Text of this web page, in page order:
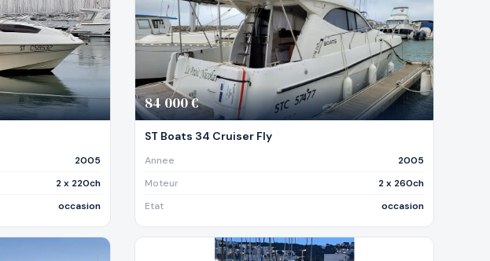
2005
2 x 220ch
occasion
84 000 €
ST Boats 34 Cruiser Fly
Annee
2005
Moteur
2 x 260ch
Etat
occasion